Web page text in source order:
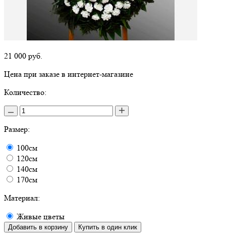
21 000 руб.
Цена при заказе в интернет-магазине
Количество:
Размер:
100см
120см
140см
170см
Материал:
Живые цветы
Добавить в корзину Купить в один клик